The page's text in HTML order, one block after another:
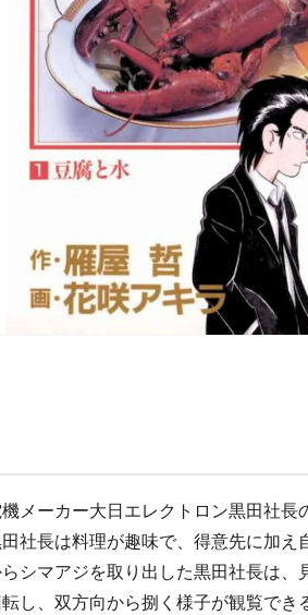
メーカー大日エレクトロン黒田社長
社長は料理が趣味で、得意先に加え
シマアジを取り出した黒田社長は
し、双方向から捌く様子が観覧でき